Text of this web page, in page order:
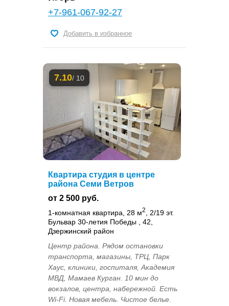
+7-961-067-92-27
Добавить в избранное
7.10/ 10
Квартира студия в центре
района Семи Ветров
от 2 500 руб.
1-комнатная квартира, 28 м2
, 2/19 эт.
Бульвар 30-летия Победы , 42,
Дзержинский район
Центр района. Рядом остановки
транспорта, магазины, ТРЦ, Парк
Хаус, клиники, госпиталя, Академия
МВД, Мамаев Курган. 10 мин до
вокзалов, центра, набережной. Есть
Wi-Fi. Новая мебель. Чистое белье.